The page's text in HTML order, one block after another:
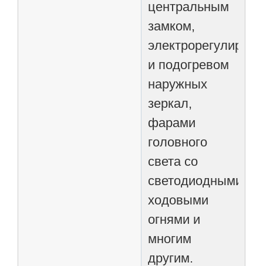
центральным
замком,
и подогревом
наружных
зеркал,
фарами
головного
света со
светодиодными
ходовыми
огнями и
многим
другим.